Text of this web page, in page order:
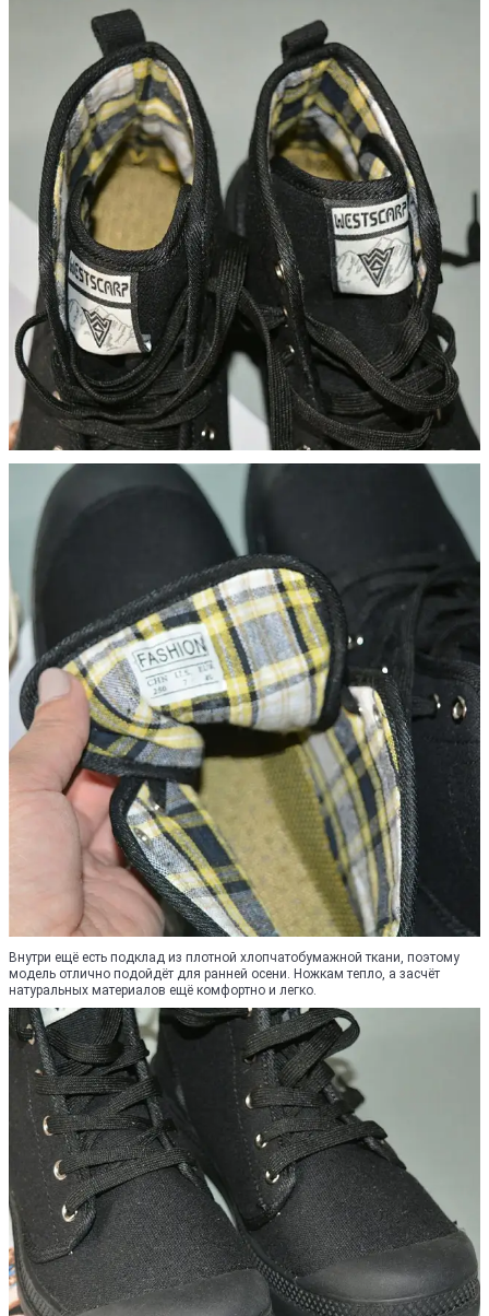
Внутри ещё есть подклад из плотной хлопчатобумажной ткани, поэтому
модель отлично подойдёт для ранней осени. Ножкам тепло, а засчёт
натуральных материалов ещё комфортно и легко.